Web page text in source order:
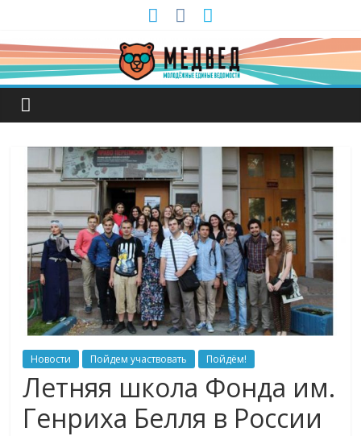
Новости Пойдем участвовать Пойдём!
Летняя школа Фонда им.
Генриха Белля в России